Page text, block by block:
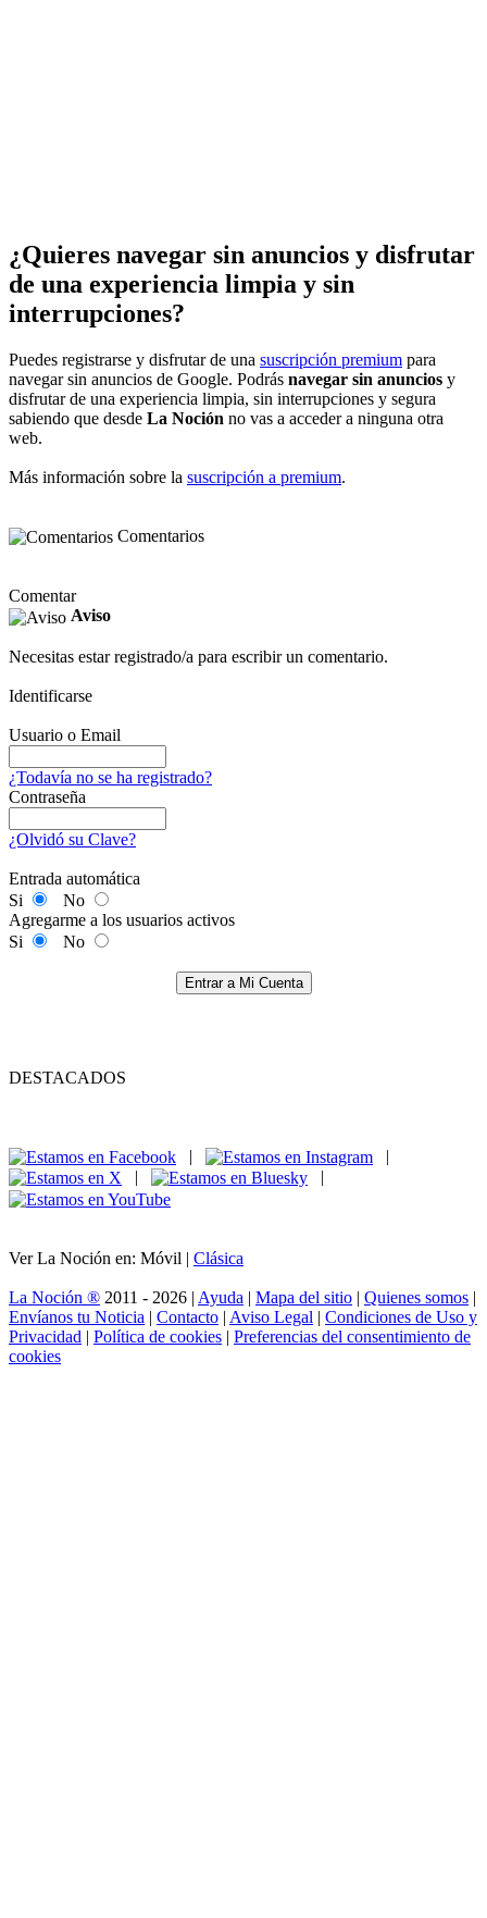
¿Quieres navegar sin anuncios y disfrutar
de una experiencia limpia y sin
interrupciones?
Puedes registrarse y disfrutar de una suscripción premium para
navegar sin anuncios de Google. Podrás navegar sin anuncios y
disfrutar de una experiencia limpia, sin interrupciones y segura
sabiendo que desde La Noción no vas a acceder a ninguna otra
web.
Más información sobre la suscripción a premium.
Comentarios
Comentar
Aviso
Necesitas estar registrado/a para escribir un comentario.
Identificarse
Usuario o Email
¿Todavía no se ha registrado?
Contraseña
¿Olvidó su Clave?
Entrada automática
Si
No
Agregarme a los usuarios activos
Si
No
Entrar a Mi Cuenta
DESTACADOS
|
|
|
|
Ver La Noción en: Móvil | Clásica
La Noción ® 2011 - 2026 | Ayuda | Mapa del sitio | Quienes somos |
Envíanos tu Noticia | Contacto | Aviso Legal | Condiciones de Uso y
Privacidad | Política de cookies | Preferencias del consentimiento de
cookies